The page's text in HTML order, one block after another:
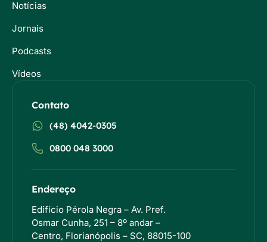
Notícias
Jornais
Podcasts
Vídeos
Contato
(48) 4042-0305
0800 048 3000
Endereço
Edifício Pérola Negra – Av. Pref.
Osmar Cunha, 251 – 8º andar –
Centro, Florianópolis – SC, 88015-100